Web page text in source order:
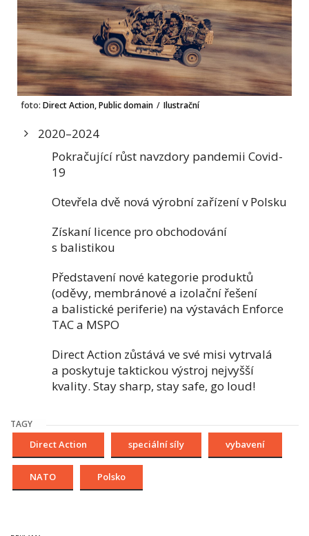
foto: Direct Action, Public domain / Ilustrační
2020–2024
Pokračující růst navzdory pandemii Covid-
19
Otevřela dvě nová výrobní zařízení v Polsku
Získaní licence pro obchodování
s balistikou
Představení nové kategorie produktů
(oděvy, membránové a izolační řešení
a balistické periferie) na výstavách Enforce
TAC a MSPO
Direct Action zůstává ve své misi vytrvalá
a poskytuje taktickou výstroj nejvyšší
kvality. Stay sharp, stay safe, go loud!
TAGY
Direct Action speciální síly vybavení
NATO Polsko